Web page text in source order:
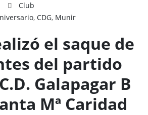
Club
,CDG, Munir
el saque de
del partido
Galapagar B
Mª Caridad